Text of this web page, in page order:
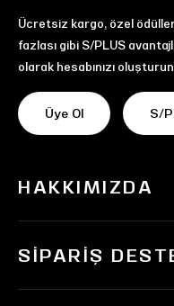
Ücretsiz kargo, özel
fazlası gibi S/PLUS
olarak hesabınızı
Üye Ol S/
HAKKIMIZDA
SIPARIŞ